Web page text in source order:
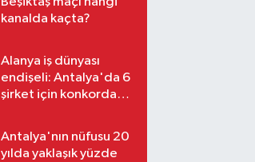
kanalda kaçta?
Alanya iş dünyası
endişeli: Antalya'da 6
şirket için konkordato
Antalya'nın nüfusu 20
yılda yaklaşık yüzde